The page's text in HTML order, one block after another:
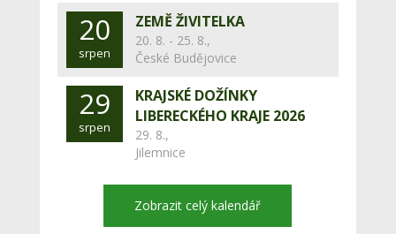
20
srpen
ZEMĚ ŽIVITELKA
20. 8. - 25. 8.,
České Budějovice
29
srpen
KRAJSKÉ DOŽÍNKY
LIBERECKÉHO KRAJE 2026
29. 8.,
Jilemnice
Zobrazit celý kalendář